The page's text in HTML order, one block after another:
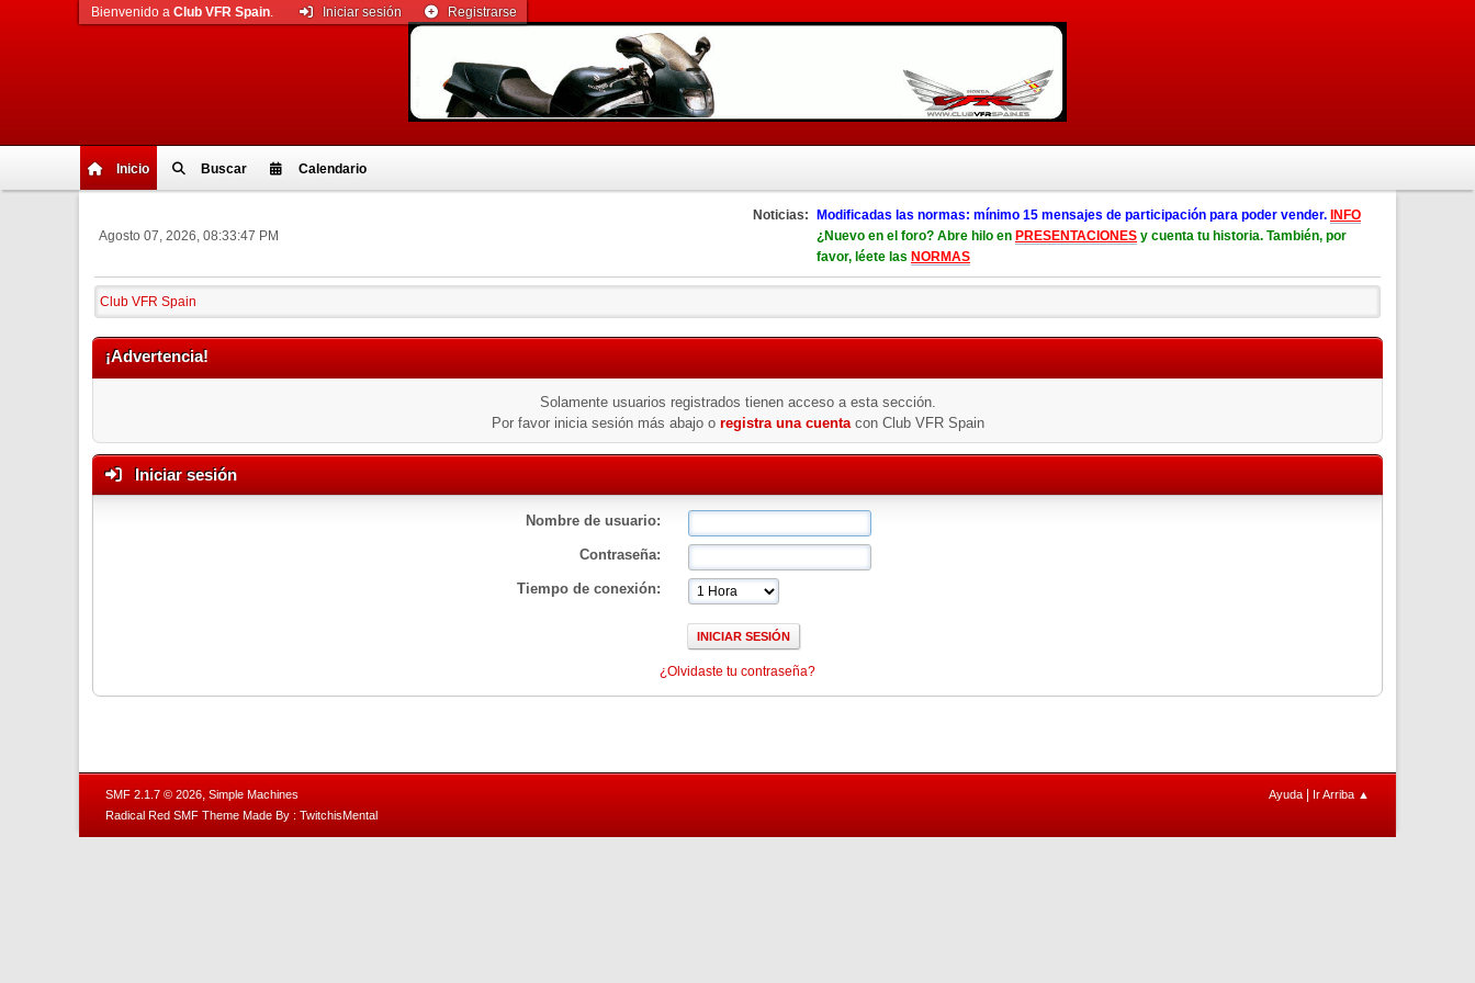
Inicio Buscar Calendario
Bienvenido a Club VFR Spain. Iniciar sesión Registrarse
Agosto 07, 2026, 08:33:47 PM
Noticias: Modificadas las normas: mínimo 15 mensajes de participación para poder vender. INFO
¿Nuevo en el foro? Abre hilo en PRESENTACIONES y cuenta tu historia. También, por
favor, léete las NORMAS
Club VFR Spain
¡Advertencia!
Solamente usuarios registrados tienen acceso a esta sección.
Por favor inicia sesión más abajo o registra una cuentacon Club VFR Spain
Iniciar sesión
Nombre de usuario:
Contraseña:
Tiempo de conexión:
¿Olvidaste tu contraseña?
Ayuda Ir Arriba ▲
SMF 2.1.7 © 2026, Simple Machines
Radical Red SMF Theme Made By : TwitchisMental